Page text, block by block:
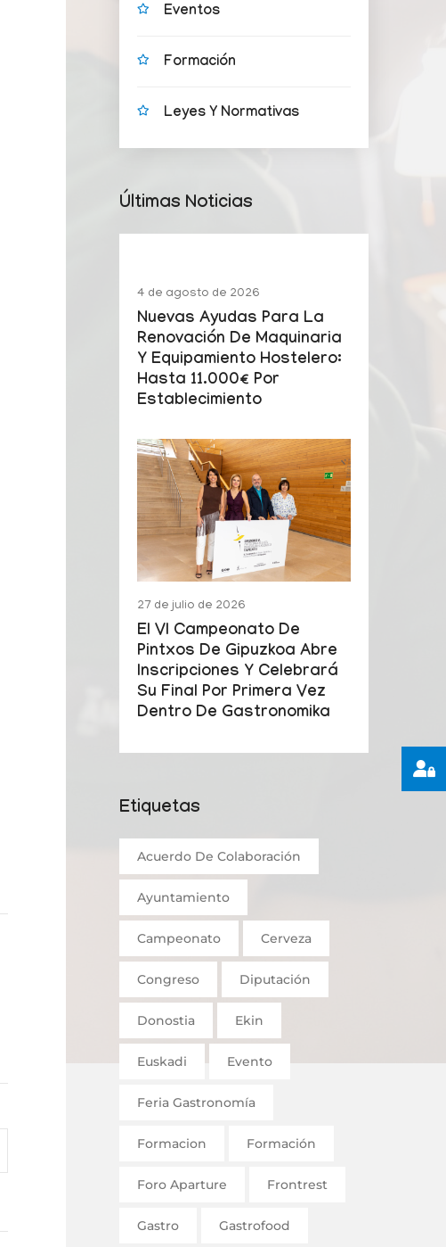
Eventos
Formación
Leyes Y Normativas
Últimas Noticias
4 de agosto de 2026
Nuevas Ayudas Para La
Renovación De Maquinaria
Y Equipamiento Hostelero:
Hasta 11.000€ Por
Establecimiento
27 de julio de 2026
El VI Campeonato De
Pintxos De Gipuzkoa Abre
Inscripciones Y Celebrará
Su Final Por Primera Vez
Dentro De Gastronomika
Etiquetas
Acuerdo De Colaboración
Ayuntamiento
Campeonato Cerveza
Congreso Diputación
Donostia Ekin
Euskadi Evento
Feria Gastronomía
Formacion Formación
Foro Aparture Frontrest
Gastro Gastrofood